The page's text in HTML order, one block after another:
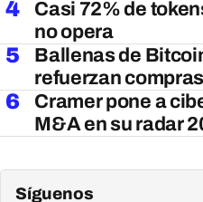
4
Casi 72% de
no opera
5
Ballenas de
refuerzan
6
Cramer pone a
M&A en su radar
Síguenos